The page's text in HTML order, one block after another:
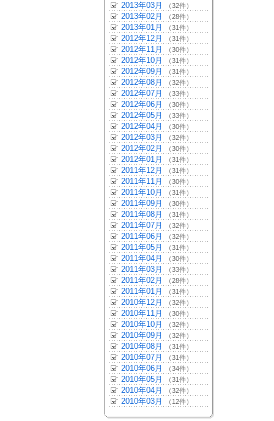
2013年03月 （32件）
2013年02月 （28件）
2013年01月 （31件）
2012年12月 （31件）
2012年11月 （30件）
2012年10月 （31件）
2012年09月 （31件）
2012年08月 （32件）
2012年07月 （33件）
2012年06月 （30件）
2012年05月 （33件）
2012年04月 （30件）
2012年03月 （32件）
2012年02月 （30件）
2012年01月 （31件）
2011年12月 （31件）
2011年11月 （30件）
2011年10月 （31件）
2011年09月 （30件）
2011年08月 （31件）
2011年07月 （32件）
2011年06月 （32件）
2011年05月 （31件）
2011年04月 （30件）
2011年03月 （33件）
2011年02月 （28件）
2011年01月 （31件）
2010年12月 （32件）
2010年11月 （30件）
2010年10月 （32件）
2010年09月 （32件）
2010年08月 （31件）
2010年07月 （31件）
2010年06月 （34件）
2010年05月 （31件）
2010年04月 （32件）
2010年03月 （12件）